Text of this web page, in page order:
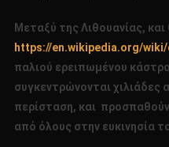
Μεταξύ της Λιθουανίας, και
https://en.wikipedia.org/
παλιού ερειπωμένου
συγκεντρώνονται χιλιάδες
περίσταση, και
από όλους στην ευκινησία